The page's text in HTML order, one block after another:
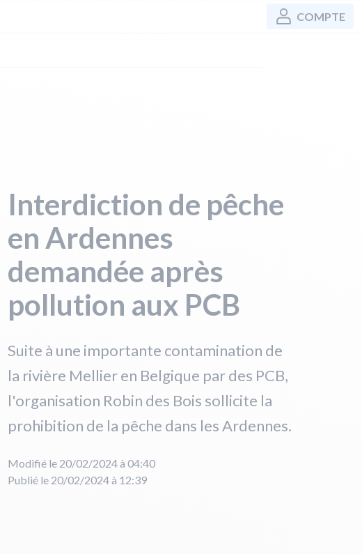
COMPTE
Interdiction de pêche
en Ardennes
demandée après
pollution aux PCB
Suite à une importante contamination de
la rivière Mellier en Belgique par des PCB,
l'organisation Robin des Bois sollicite la
prohibition de la pêche dans les Ardennes.
Modifié le 20/02/2024 à 04:40
Publié le 20/02/2024 à 12:39